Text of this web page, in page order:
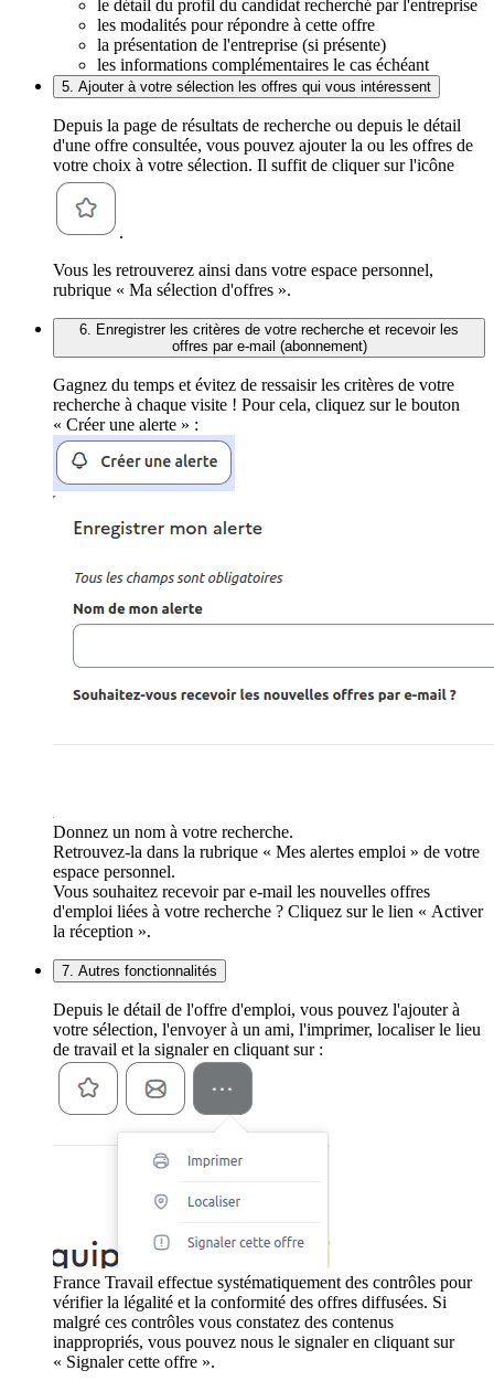
le détail du profil du candidat recherché par l'entreprise
les modalités pour répondre à cette offre
la présentation de l'entreprise (si présente)
les informations complémentaires le cas échéant
5. Ajouter à votre sélection les offres qui vous intéressent
Depuis la page de résultats de recherche ou depuis le détail
d'une offre consultée, vous pouvez ajouter la ou les offres de
votre choix à votre sélection. Il suffit de cliquer sur l'icône
.
Vous les retrouverez ainsi dans votre espace personnel,
rubrique « Ma sélection d'offres ».
6. Enregistrer les critères de votre recherche et recevoir les
offres par e-mail (abonnement)
Gagnez du temps et évitez de ressaisir les critères de votre
recherche à chaque visite ! Pour cela, cliquez sur le bouton
« Créer une alerte » :
Donnez un nom à votre recherche.
Retrouvez-la dans la rubrique « Mes alertes emploi » de votre
espace personnel.
Vous souhaitez recevoir par e-mail les nouvelles offres
d'emploi liées à votre recherche ? Cliquez sur le lien « Activer
la réception ».
7. Autres fonctionnalités
Depuis le détail de l'offre d'emploi, vous pouvez l'ajouter à
votre sélection, l'envoyer à un ami, l'imprimer, localiser le lieu
de travail et la signaler en cliquant sur :
France Travail effectue systématiquement des contrôles pour
vérifier la légalité et la conformité des offres diffusées. Si
malgré ces contrôles vous constatez des contenus
inappropriés, vous pouvez nous le signaler en cliquant sur
« Signaler cette offre ».